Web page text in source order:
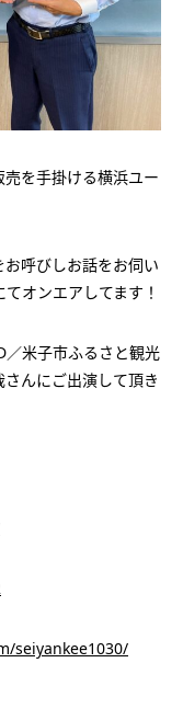
を手掛ける横浜ユー
呼びしお話をお伺い
オンエアしてます！
／米子市ふるさと観光
んにご出演して頂き
seiyankee1030/